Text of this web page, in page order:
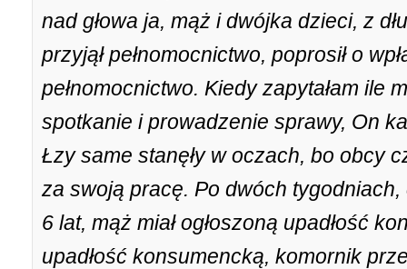
nad głowa ja, mąż i dwójka dzieci, z
przyjął pełnomocnictwo, poprosił o
pełnomocnictwo. Kiedy zapytałam ile
spotkanie i prowadzenie sprawy, On
Łzy same stanęły w oczach, bo obcy
za swoją pracę. Po dwóch
6 lat, mąż miał ogłoszoną upadłość
upadłość konsumencką, komornik